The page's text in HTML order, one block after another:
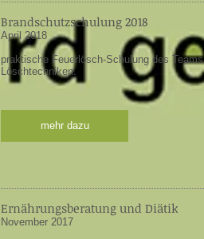
Brandschutzschulung 2018
April 2018
praktische Feuerlösch-Schulung des
Löschtechniken.
mehr dazu
Ernährungsberatung und Diätik
November 2017